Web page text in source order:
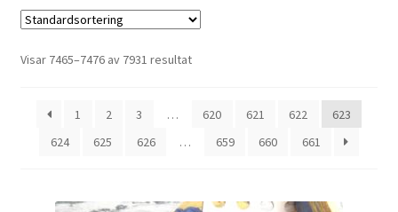
Mitt konto
Visar 7465–7476 av 7931 resultat
1 2 3 … 620 621 622
623
624
625 626 … 659 660 661